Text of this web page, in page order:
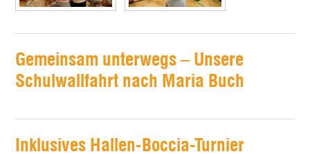
Gemeinsam unterwegs – Unsere
Schulwallfahrt nach Maria Buch
Inklusives Hallen-Boccia-Turnier